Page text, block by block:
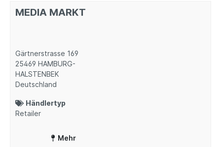
MEDIA MARKT
Gärtnerstrasse 169
25469 HAMBURG-
HALSTENBEK
Deutschland
Händlertyp
Retailer
Mehr